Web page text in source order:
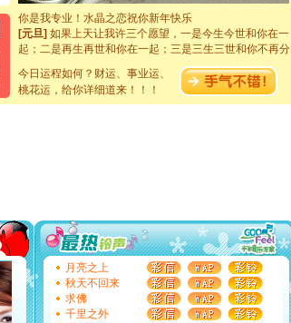
[元旦]如果上天让我许三个愿望，一是今生今世和你在一
起；二是再生再世和你在一起；三是三生三世和你不再分
离。水晶之恋祝你新年快乐
[元旦]当我狠下心扭头离去那一刻，你在我身后无助地哭
泣，这痛楚让我明白我多么爱你。我转身抱住你：这猪不
你太多，只有给你五千万：千万快乐！千万要健康！千万
要平安！千万要知足！千万不要忘记我！
[圣诞节]不只这样的日子才会想起你,而是这样的日子才
能正大光明地骚扰你,告诉你,圣诞要快乐!新年要快乐!天天
都要快乐噢!
[圣诞节]奉上一颗祝福的心,在这个特别的日子里,愿幸福,
如意,快乐,鲜花,一切美好的祝愿与你同在.圣诞快乐!
今日运程如何？财运、事业运、
桃花运，给你详细道来！！！
月亮之上
秋天不回来
求佛
千里之外